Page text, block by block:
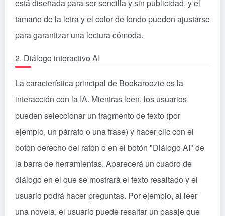
está diseñada para ser sencilla y sin publicidad, y el
tamaño de la letra y el color de fondo pueden ajustarse
para garantizar una lectura cómoda.
2. Diálogo interactivo AI
La característica principal de Bookaroozie es la
interacción con la IA. Mientras leen, los usuarios
pueden seleccionar un fragmento de texto (por
ejemplo, un párrafo o una frase) y hacer clic con el
botón derecho del ratón o en el botón "Diálogo AI" de
la barra de herramientas. Aparecerá un cuadro de
diálogo en el que se mostrará el texto resaltado y el
usuario podrá hacer preguntas. Por ejemplo, al leer
una novela, el usuario puede resaltar un pasaje que